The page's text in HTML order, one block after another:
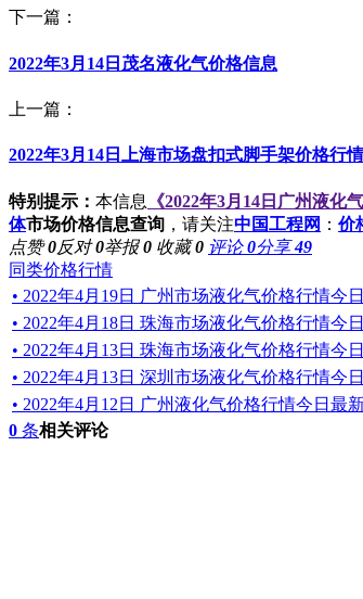
下一篇：
2022年3月14日茂名液化气价格信息
上一篇：
2022年3月14日上海市场盘扣式脚手架价格行情
特别提示： 本信息 《2022年3月14日广州液化
体市场价格信息查询 ，请关注中国工程网 ： 价
点赞0反对0举报0 收藏0 评论0分享49
同类价格行情
• 2022年4月19日 广州市场液化气价格行情今
• 2022年4月18日 珠海市场液化气价格行情今
• 2022年4月13日 珠海市场液化气价格行情今
• 2022年4月13日 深圳市场液化气价格行情今
• 2022年4月12日 广州液化气价格行情今日最
0 条相关评论